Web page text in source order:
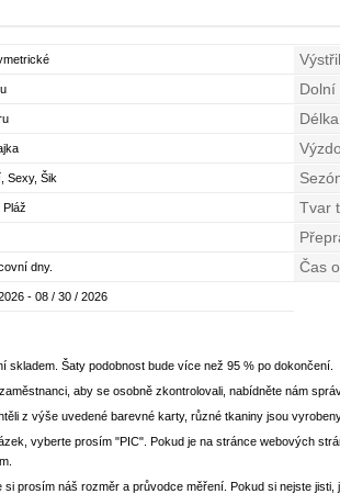
Dolní
Sexy, Šik
Pláž Tvar
dny. Čas
- 08 / 30 / 2026
skladem. Šaty podobnost bude více než 95 % po dokončení.
aby se osobně zkontrolovali, nabídněte nám
z výše uvedené barevné karty, různé tkaniny jsou
vyberte prosím "PIC". Pokud je na stránce webových
prosím náš rozměr a průvodce měření. Pokud si nejste